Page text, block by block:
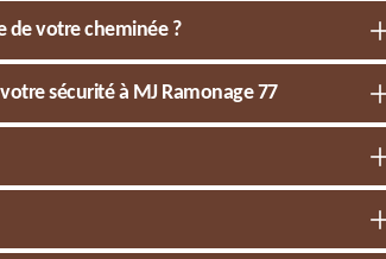
de votre cheminée ?
sécurité à MJ Ramonage 77